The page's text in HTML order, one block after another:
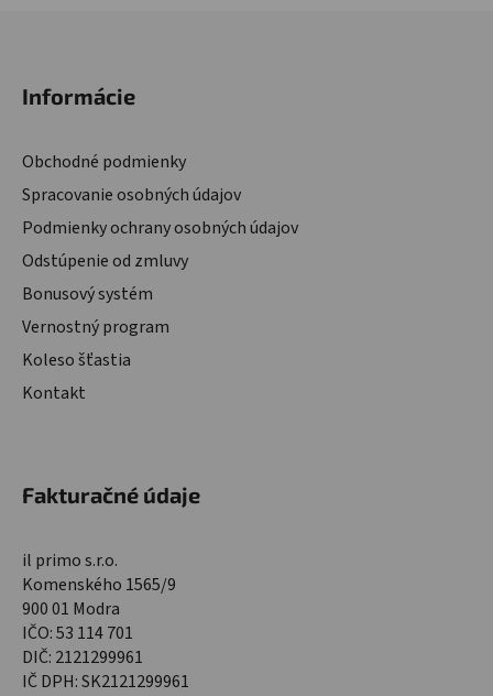
Informácie
Obchodné podmienky
Spracovanie osobných údajov
Podmienky ochrany osobných údajov
Odstúpenie od zmluvy
Bonusový systém
Vernostný program
Koleso šťastia
Kontakt
Fakturačné údaje
il primo s.r.o.
Komenského 1565/9
900 01 Modra
IČO: 53 114 701
DIČ: 2121299961
IČ DPH: SK2121299961